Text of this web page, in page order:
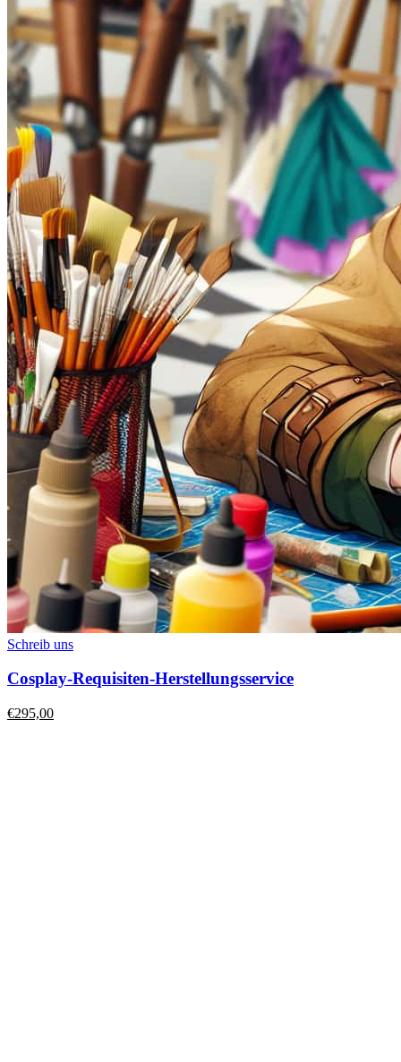
Schreib uns
Cosplay-Requisiten-Herstellungsservice
€295,00